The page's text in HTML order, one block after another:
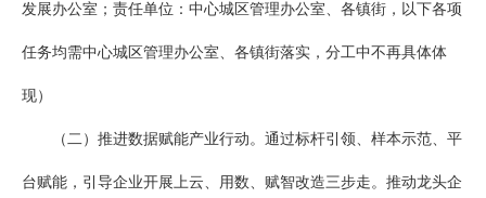
发展办公室；责任单位：中心城区管理办公室、各镇街，以下各项
任务均需中心城区管理办公室、各镇街落实，分工中不再具体体
现）
（二）推进数据赋能产业行动。通过标杆引领、样本示范、平
台赋能，引导企业开展上云、用数、赋智改造三步走。推动龙头企